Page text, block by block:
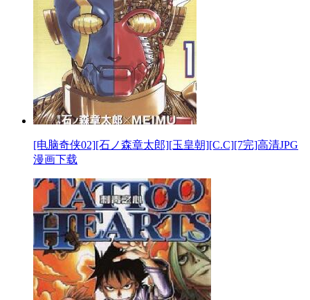
[电脑奇侠02][石ノ森章太郎][玉皇朝][C.C][7完]高清JPG
漫画下载